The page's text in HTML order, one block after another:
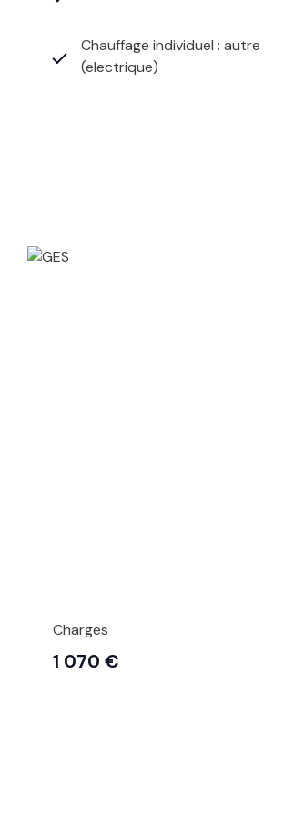
Chauffage individuel : autre
(electrique)
Charges
1 070 €